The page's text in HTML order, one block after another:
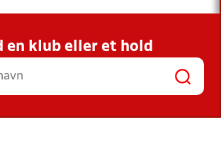
INDHOLD OG NYHEDER
RESULTATER, KLUBBER OG
HOLD
en klub eller et hold